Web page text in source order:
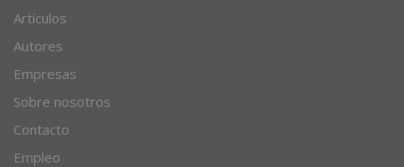
Artículos
Autores
Empresas
Sobre nosotros
Contacto
Empleo